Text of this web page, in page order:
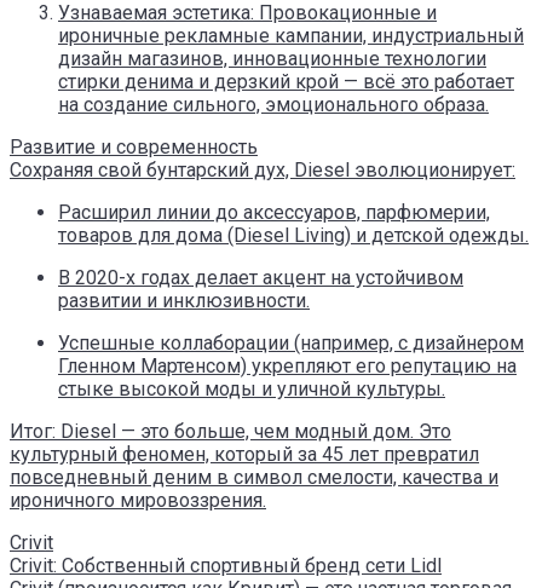
Узнаваемая эстетика: Провокационные и
ироничные рекламные кампании, индустриальный
дизайн магазинов, инновационные технологии
стирки денима и дерзкий крой — всё это работает
на создание сильного, эмоционального образа.
Развитие и современность
Сохраняя свой бунтарский дух, Diesel эволюционирует:
Расширил линии до аксессуаров, парфюмерии,
товаров для дома (Diesel Living) и детской одежды.
В 2020-х годах делает акцент на устойчивом
развитии и инклюзивности.
Успешные коллаборации (например, с дизайнером
Гленном Мартенсом) укрепляют его репутацию на
стыке высокой моды и уличной культуры.
Итог: Diesel — это больше, чем модный дом. Это
культурный феномен, который за 45 лет превратил
повседневный деним в символ смелости, качества и
ироничного мировоззрения.
Crivit
Crivit: Собственный спортивный бренд сети Lidl